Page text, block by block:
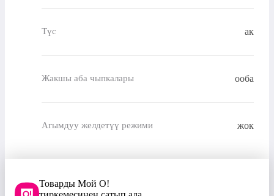
Түс ак
Жакшы аба чыпкалары ооба
Агымдуу желдетүү режими жок
Товарды Мой О!